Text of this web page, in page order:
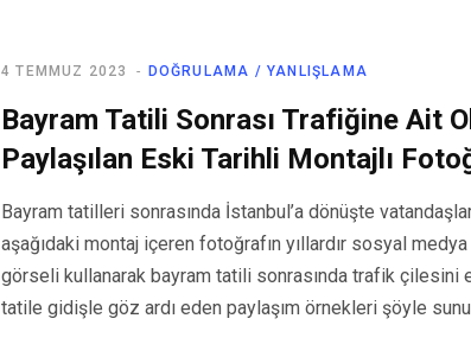
DOĞRULAMA / YANLIŞLAMA
4 TEMMUZ 2023
Bayram Tatili Sonrası Trafiğine Ait
Paylaşılan Eski Tarihli Montajlı
Bayram tatilleri sonrasında İstanbul’a dönüşte
aşağıdaki montaj içeren fotoğrafın yıllardır sosyal
görseli kullanarak bayram tatili sonrasında trafik çilesini
tatile gidişle göz ardı eden paylaşım örnekleri şöyle